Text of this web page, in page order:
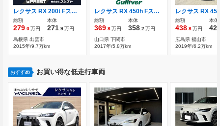
レクサス RX 200t Fスポーツ 4WD 赤レザーシート/パノラマサンルーフ
総額
279 .0万円
本体
271 .9万円
島根県 出雲市
2015年/9.7万km
レクサス RX 450h Fスポーツ サンルーフ 純正ナビ バックカメラ
総額
369 .8万円
本体
358 .2 万円
山口県 下関市
2017年/5.8万km
総額
438 .8万円
本体
広島県 福山市
2019年/6.2万km
おすすめ お買い得な低走行車両